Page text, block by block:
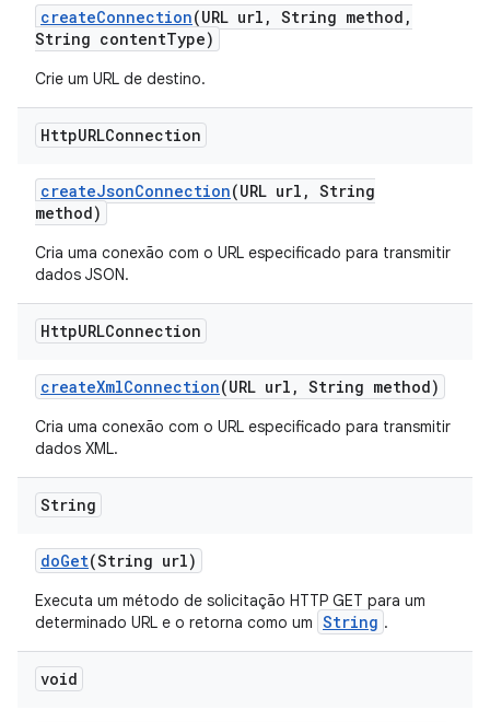
createConnection(URL url , String method ,
String contentType)
Crie um URL de destino.
HttpURLConnection
createJsonConnection(URL url , String
method)
Cria uma conexão com o URL especificado para transmitir
dados JSON.
HttpURLConnection
createXmlConnection(URL url , String method)
Cria uma conexão com o URL especificado para transmitir
dados XML.
String
doGet(String url)
Executa um método de solicitação HTTP GET para um
determinado URL e o retorna como um String .
void